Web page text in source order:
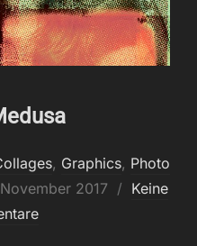
, Graphics, Photo
2017
Keine